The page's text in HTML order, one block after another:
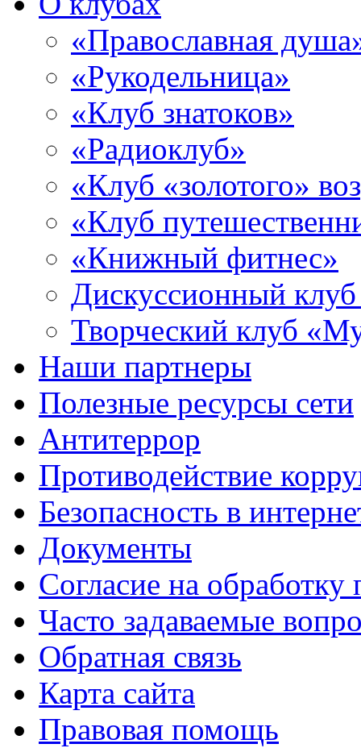
«Православная
«Рукодельница»
«Клуб знатоков»
«Радиоклуб»
«Клуб «золотого»
«Клуб
«Книжный фитнес»
Дискуссионный
Творческий клуб
Наши партнеры
Полезные ресурсы сети
Антитеррор
Противодействие
Безопасность в
Документы
Согласие на
Часто задаваемые
Обратная связь
Карта сайта
Правовая помощь